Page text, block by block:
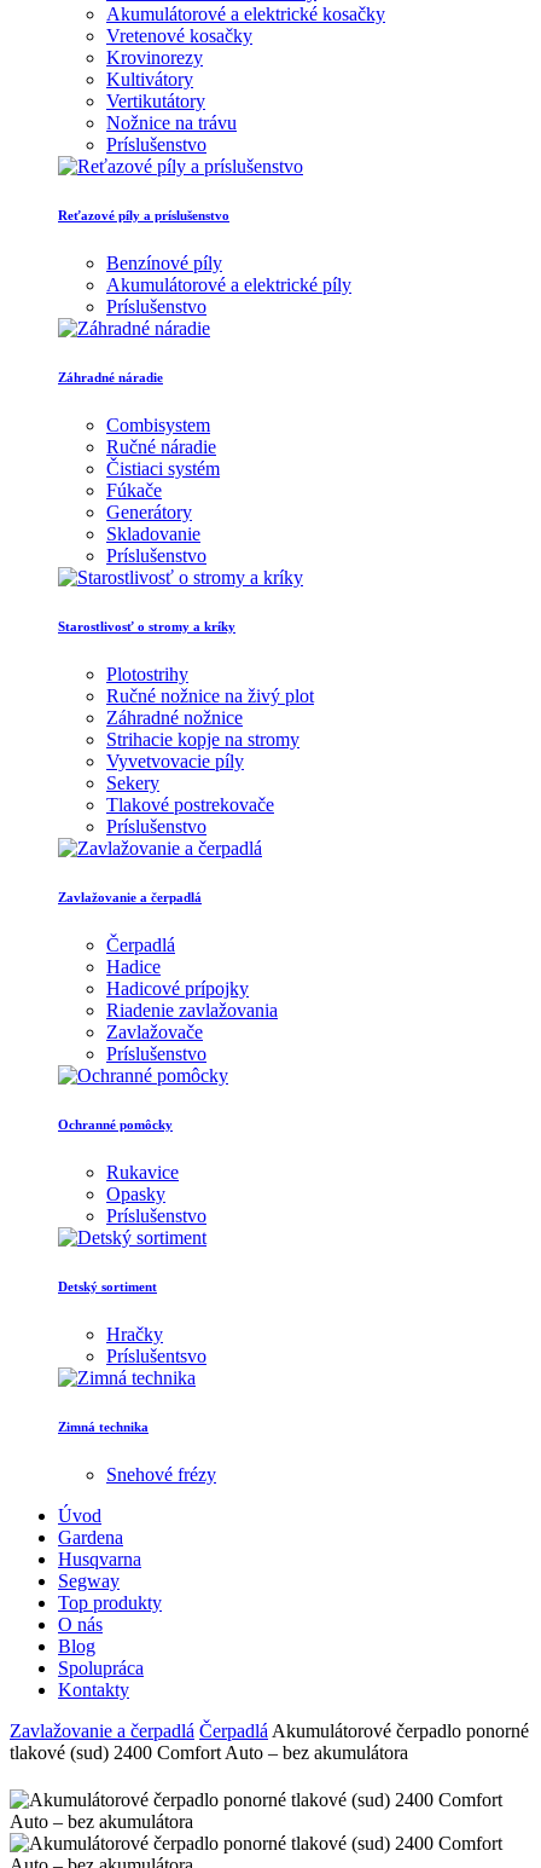
Akumulátorové a elektrické kosačky
Vretenové kosačky
Krovinorezy
Kultivátory
Vertikutátory
Nožnice na trávu
Príslušenstvo
Reťazové píly a príslušenstvo
Benzínové píly
Akumulátorové a elektrické píly
Príslušenstvo
Záhradné náradie
Combisystem
Ručné náradie
Čistiaci systém
Fúkače
Generátory
Skladovanie
Príslušenstvo
Starostlivosť o stromy a kríky
Plotostrihy
Ručné nožnice na živý plot
Záhradné nožnice
Strihacie kopje na stromy
Vyvetvovacie píly
Sekery
Tlakové postrekovače
Príslušenstvo
Zavlažovanie a čerpadlá
Čerpadlá
Hadice
Hadicové prípojky
Riadenie zavlažovania
Zavlažovače
Príslušenstvo
Ochranné pomôcky
Rukavice
Opasky
Príslušenstvo
Detský sortiment
Hračky
Príslušentsvo
Zimná technika
Snehové frézy
Úvod
Gardena
Husqvarna
Segway
Top produkty
O nás
Blog
Spolupráca
Kontakty
Zavlažovanie a čerpadlá Čerpadlá Akumulátorové čerpadlo ponorné
tlakové (sud) 2400 Comfort Auto – bez akumulátora